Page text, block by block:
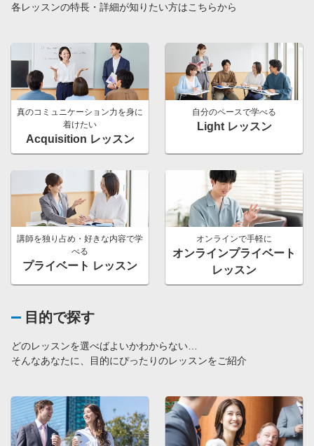
各レッスンの特長・詳細が知りたい方はこちらから
真のコミュニケーション力を身に
着けたい
Acquisition レッスン
自分のペースで学べる
Light レッスン
講師を独り占め・好きな内容で学
べる
プライベート レッスン
オンラインで手軽に
オンラインプライベート
レッスン
目的で探す
どのレッスンを選べばよいかわからない…
そんなあなたに、目的にぴったりのレッスンをご紹介